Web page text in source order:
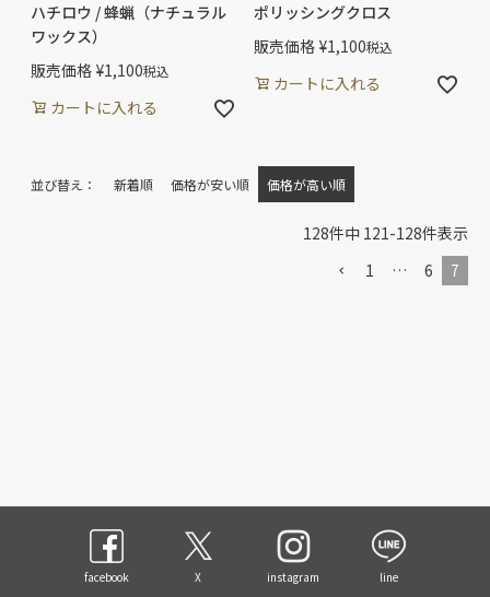
ハチロウ / 蜂蝋（ナチュラル
ワックス）
販売価格 ¥1,100税込
カートに入れる
ポリッシングクロス
販売価格 ¥1,100税込
カートに入れる
並び替え 新着順 価格が安い順 価格が高い順
128件中 121-128件表示
1
… 6 7
facebook X instagram line